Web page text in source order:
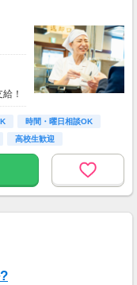
！
、
園
時間・曜日相談OK
高校生歓迎